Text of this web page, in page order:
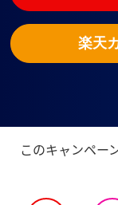
楽天
このキャンペー